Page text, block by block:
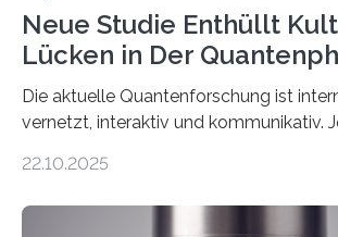
Neue Studie Enthüllt
Lücken in Der
Die aktuelle Quantenforschung ist
vernetzt, interaktiv und kommunikativ.
oft von Autor*innen, die eng
22.10.2025